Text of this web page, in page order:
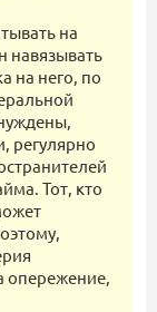
на
навязывать
на него, по
регулярно
Тот, кто
опережение,